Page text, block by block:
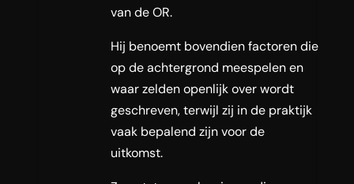
van de OR.
Hij benoemt bovendien factoren die
op de achtergrond meespelen en
waar zelden openlijk over wordt
geschreven, terwijl zij in de praktijk
vaak bepalend zijn voor de
uitkomst.